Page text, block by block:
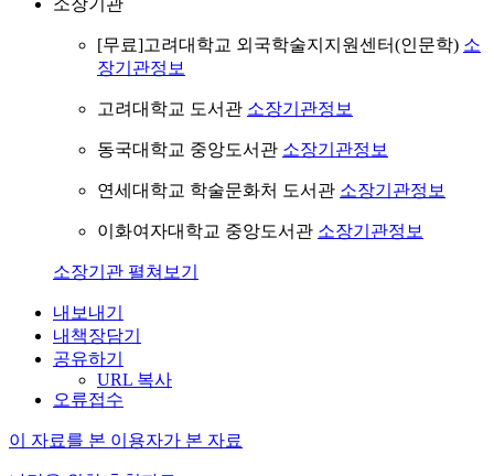
소장기관
[무료]고려대학교 외국학술지지원센터(인문학) 소
장기관정보
고려대학교 도서관 소장기관정보
동국대학교 중앙도서관 소장기관정보
연세대학교 학술문화처 도서관 소장기관정보
이화여자대학교 중앙도서관 소장기관정보
소장기관 펼쳐보기
내보내기
내책장담기
공유하기
URL 복사
오류접수
이 자료를 본 이용자가 본 자료